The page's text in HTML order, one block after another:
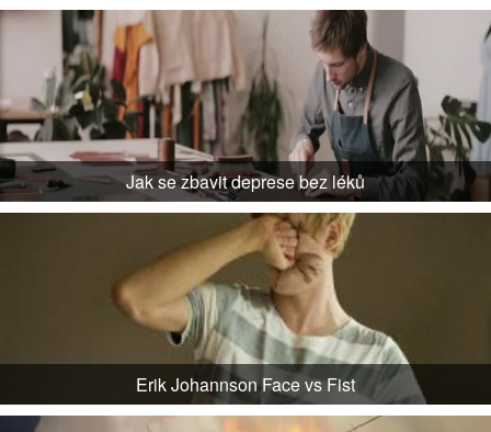
Jak se zbavit deprese bez léků
Erik Johannson Face vs Fist